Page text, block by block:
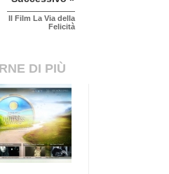
Il Film La Via della
Felicità
DI PIÙ